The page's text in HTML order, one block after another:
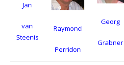
Jan
van
Steenis
Raymond
Perridon
Georg
Grabner